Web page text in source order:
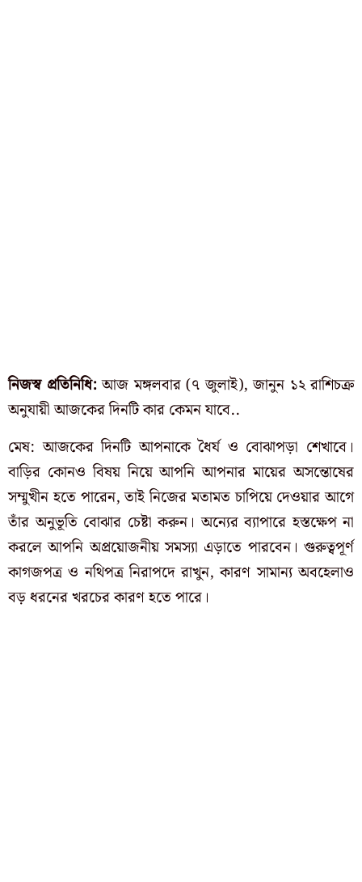
নিজস্ব প্রতিনিধি:আজ মঙ্গলবার (৭ জুলাই), জানুন ১২ রাশিচক্র
অনুযায়ী আজকের দিনটি কার কেমন যাবে..
মেষ: আজকের দিনটি আপনাকে ধৈর্য ও বোঝাপড়া শেখাবে।
বাড়ির কোনও বিষয় নিয়ে আপনি আপনার মায়ের অসন্তোষের
সম্মুখীন হতে পারেন, তাই নিজের মতামত চাপিয়ে দেওয়ার আগে
তাঁর অনুভূতি বোঝার চেষ্টা করুন। অন্যের ব্যাপারে হস্তক্ষেপ না
করলে আপনি অপ্রয়োজনীয় সমস্যা এড়াতে পারবেন। গুরুত্বপূর্ণ
কাগজপত্র ও নথিপত্র নিরাপদে রাখুন, কারণ সামান্য অবহেলাও
বড় ধরনের খরচের কারণ হতে পারে।